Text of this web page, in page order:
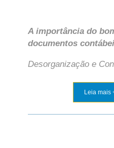
A importância do
documentos
Desorganização e
Leia mais